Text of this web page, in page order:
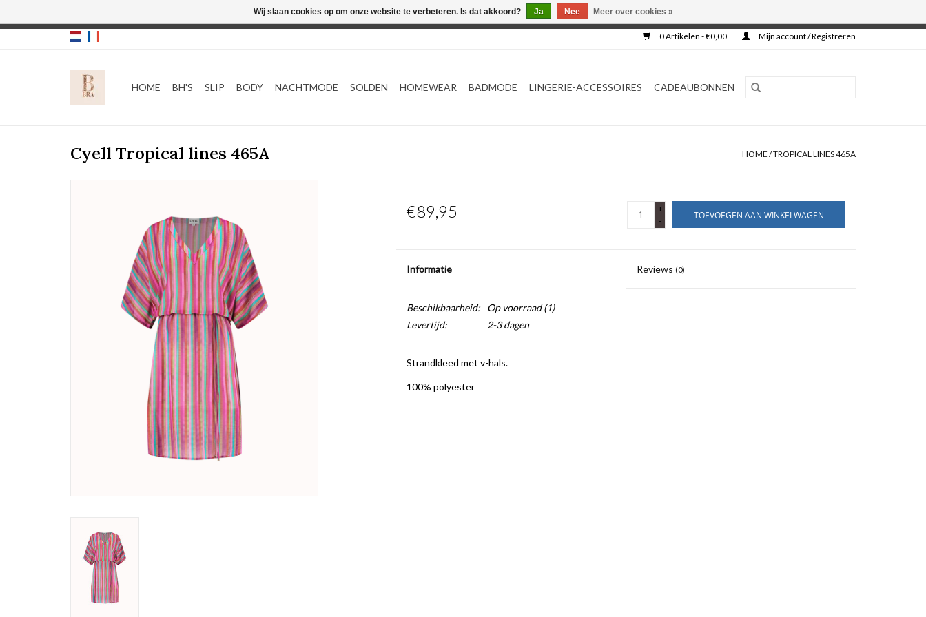
0 Artikelen - €0,00 Mijn account / Registreren
HOME BH'S SLIP BODY NACHTMODE SOLDEN HOMEWEAR BADMODE LINGERIE-ACCESSOIRES CADEAUBONNEN
Cyell Tropical lines 465A HOME /TROPICAL LINES 465A
€89,95
+
-
TOEVOEGEN AAN WINKELWAGEN
Informatie Reviews (0)
Beschikbaarheid: Op voorraad(1)
Levertijd:
2-3 dagen
Strandkleed met v-hals.
100% polyester
Wij slaan cookies op om onze website te verbeteren. Is dat akkoord? Ja Nee Meer over cookies »
Webshop werkt met EU maten. .